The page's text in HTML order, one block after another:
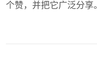
个赞，并把它广泛分享。